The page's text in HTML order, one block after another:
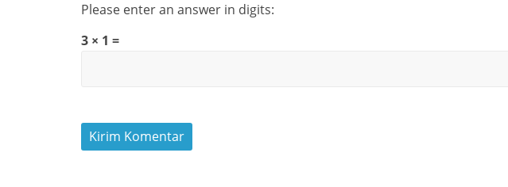
Please enter an answer in digits:
3 × 1 =